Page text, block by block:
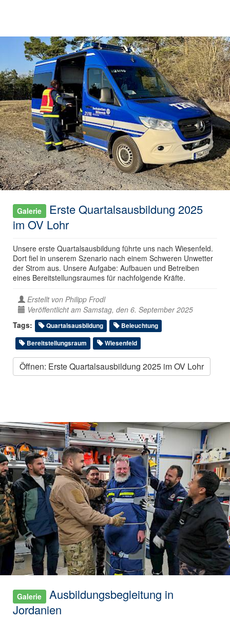
Galerie
Erste Quartalsausbildung 2025
im OV Lohr
Unsere erste Quartalsausbildung führte uns nach Wiesenfeld.
Dort fiel in unserem Szenario nach einem Schweren Unwetter
der Strom aus. Unsere Aufgabe: Aufbauen und Betreiben
eines Bereitstellungsraumes für nachfolgende Kräfte.
Erstellt von Philipp Frodl
Veröffentlicht am Samstag, den 6. September 2025
Tags:
Quartalsausbildung
Beleuchtung
Bereitstellungsraum
Wiesenfeld
Öffnen: Erste Quartalsausbildung 2025 im OV Lohr
Galerie
Ausbildungsbegleitung in
Jordanien